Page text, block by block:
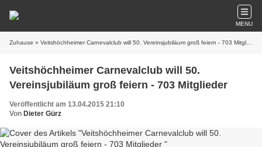
MENU
Zuhause » Veitshöchheimer Carnevalclub will 50. Vereinsjubiläum groß feiern - 703 Mitglieder
Veitshöchheimer Carnevalclub will 50.
Vereinsjubiläum groß feiern - 703 Mitglieder
Veröffentlicht am 13.04.2015 21:10
Von Dieter Gürz